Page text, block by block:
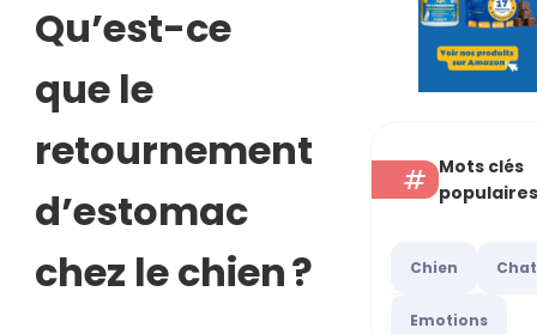
Qu’est-ce
que le
retournement
d’estomac
chez le chien ?
Mots clés
Chien Chat
Emotions